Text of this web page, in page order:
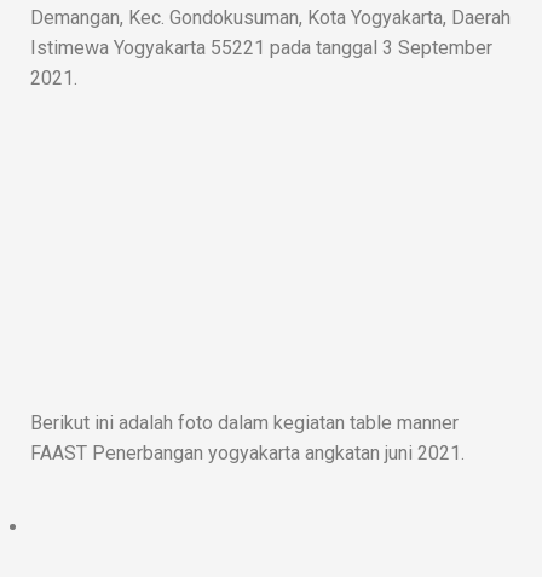
Demangan, Kec. Gondokusuman, Kota Yogyakarta, Daerah
Istimewa Yogyakarta 55221 pada tanggal 3 September
2021.
Berikut ini adalah foto dalam kegiatan table manner
FAAST Penerbangan yogyakarta angkatan juni 2021.